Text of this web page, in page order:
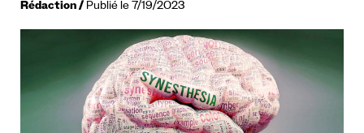
Rédaction Publié le 7/19/2023